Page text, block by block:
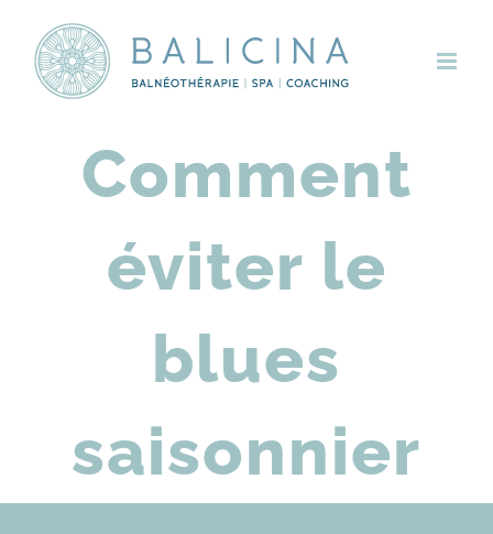
content
Comment
éviter le
blues
saisonnier